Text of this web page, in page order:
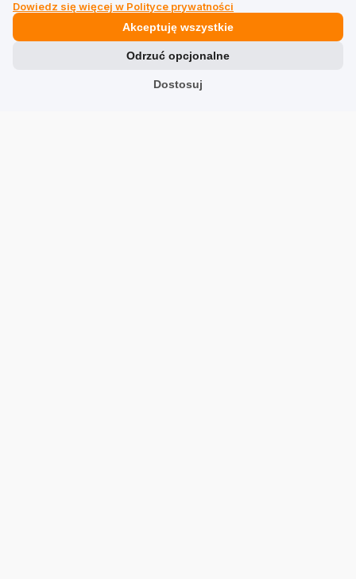
Blog
Opinie o nas
Partnerzy
Dowiedz się więcej w Polityce prywatności
Dostosuj
Odrzuć opcjonalne
Akceptuję wszystkie